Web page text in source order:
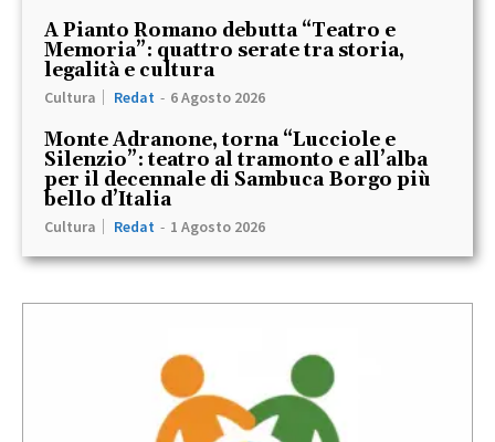
A Pianto Romano debutta “Teatro e
Memoria”: quattro serate tra storia,
legalità e cultura
Cultura Redat - 6 Agosto 2026
Monte Adranone, torna “Lucciole e
Silenzio”: teatro al tramonto e all’alba
per il decennale di Sambuca Borgo più
bello d’Italia
Cultura Redat - 1 Agosto 2026